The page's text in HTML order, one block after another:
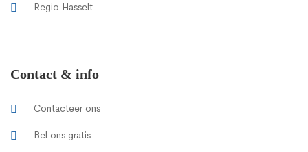
Regio Hasselt
Contact & info
Contacteer ons
Bel ons gratis